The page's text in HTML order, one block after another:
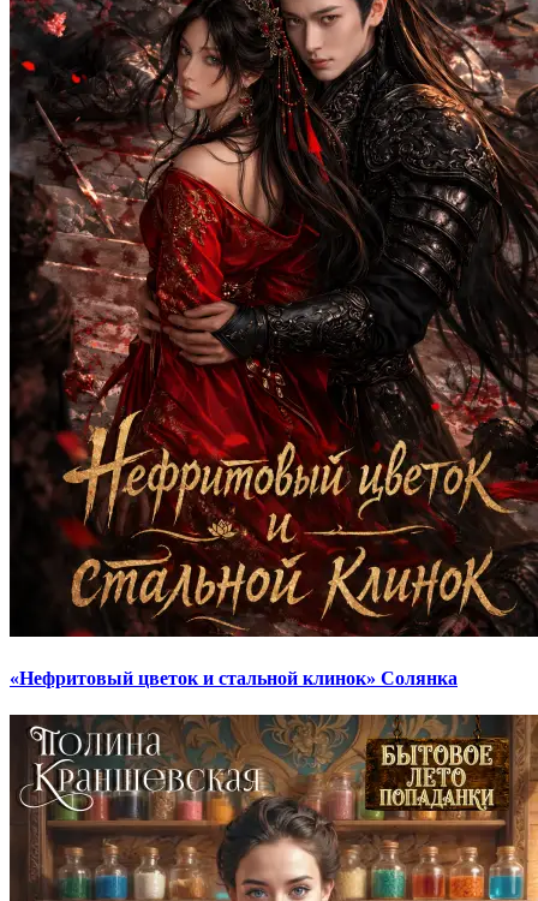
«Нефритовый цветок и стальной клинок» Солянка